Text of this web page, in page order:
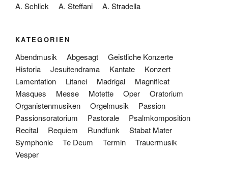
A. Schlick
A. Steffani A. Stradella
KATEGORIEN
Abendmusik Abgesagt
Geistliche Konzerte
Historia
Jesuitendrama Kantate
Konzert
Lamentation
Litanei Madrigal
Magnificat
Masques
Messe Motette Oper
Oratorium
Organistenmusiken
Orgelmusik
Passion
Passionsoratorium
Pastorale
Psalmkomposition
Recital
Requiem Rundfunk
Stabat Mater
Symphonie
Te Deum Termin
Trauermusik
Vesper